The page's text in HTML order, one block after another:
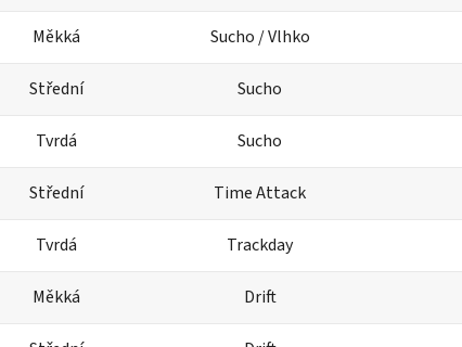
Měkká Sucho / Vlhko
Střední Sucho
Tvrdá Sucho
Střední Time Attack
Tvrdá Trackday
Měkká Drift